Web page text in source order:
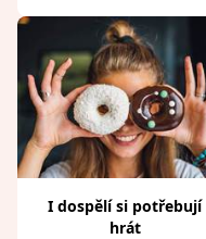
I dospělí si potřebují
hrát